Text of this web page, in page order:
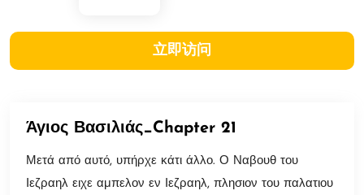
立即访问
Άγιος Βασιλιάς_Chapter 21
Μετά από αυτό, υπήρχε κάτι άλλο. Ο Ναβουθ του
Ιεζραηλ ειχε αμπελον εν Ιεζραηλ, πλησιον του παλατιου